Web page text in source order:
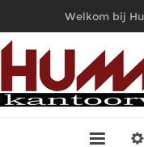
Welkom bij